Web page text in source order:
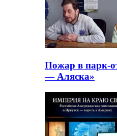
Пожар в парк-
— Аляска»